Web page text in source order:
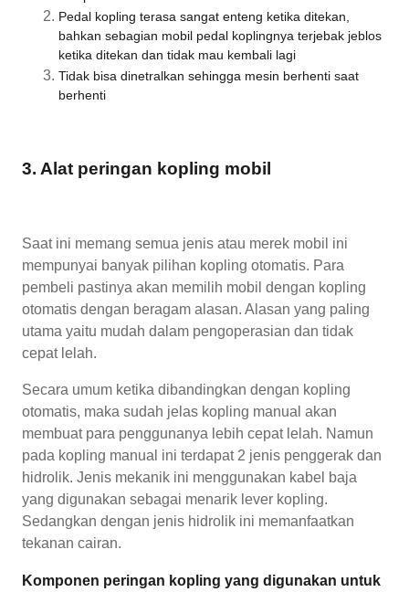
Pedal kopling terasa sangat enteng ketika ditekan,
bahkan sebagian mobil pedal koplingnya terjebak jeblos
ketika ditekan dan tidak mau kembali lagi
Tidak bisa dinetralkan sehingga mesin berhenti saat
berhenti
3. Alat peringan kopling mobil
Saat ini memang semua jenis atau merek mobil ini
mempunyai banyak pilihan kopling otomatis. Para
pembeli pastinya akan memilih mobil dengan kopling
otomatis dengan beragam alasan. Alasan yang paling
utama yaitu mudah dalam pengoperasian dan tidak
cepat lelah.
Secara umum ketika dibandingkan dengan kopling
otomatis, maka sudah jelas kopling manual akan
membuat para penggunanya lebih cepat lelah. Namun
pada kopling manual ini terdapat 2 jenis penggerak dan
hidrolik. Jenis mekanik ini menggunakan kabel baja
yang digunakan sebagai menarik lever kopling.
Sedangkan dengan jenis hidrolik ini memanfaatkan
tekanan cairan.
Komponen peringan kopling yang digunakan untuk